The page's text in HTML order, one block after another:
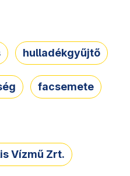
hulladékgyűjtő
facsemete
Vízmű Zrt.